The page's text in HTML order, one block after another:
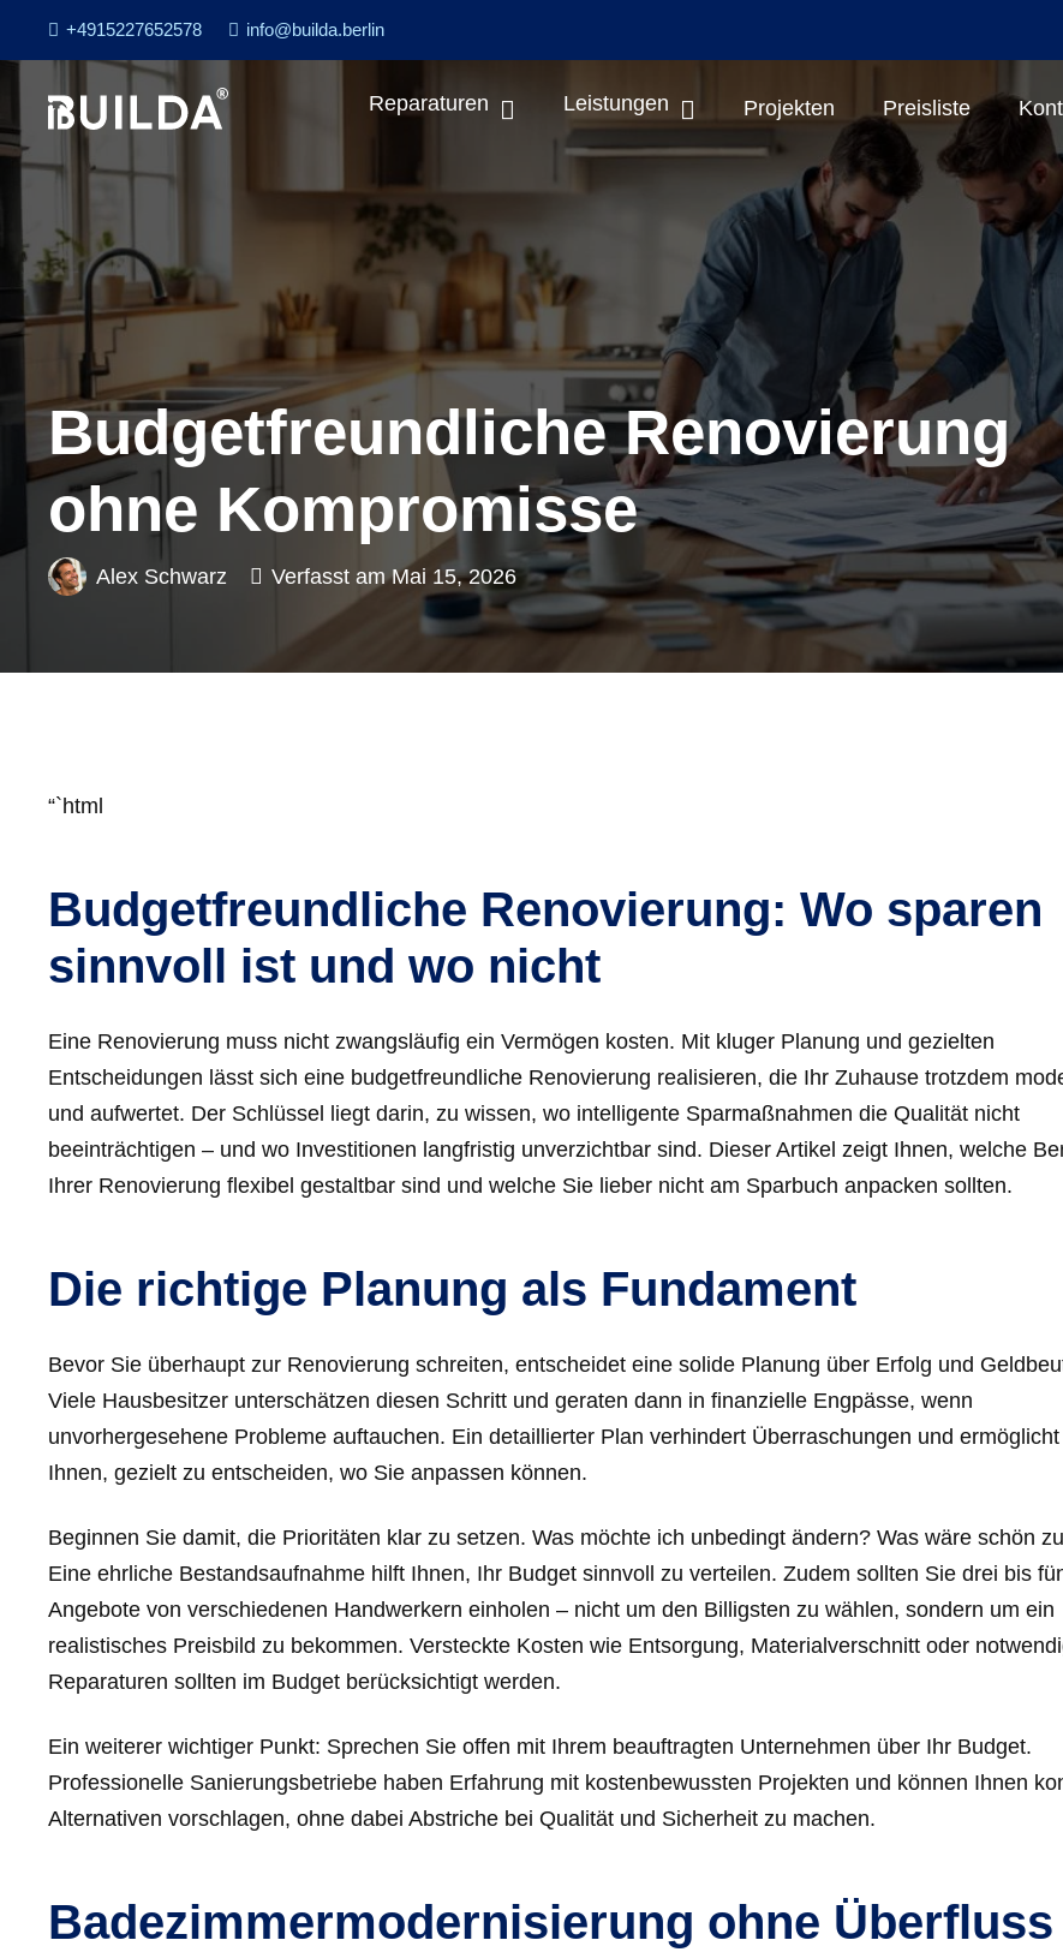
+4915227652578 info@builda.berlin
Reparaturen Leistungen Projekten Preisliste
Budgetfreundliche Renovierung
ohne Kompromisse
Alex Schwarz Verfasst amMai 15, 2026
“`html
Budgetfreundliche Renovierung: Wo sparen
sinnvoll ist und wo nicht
Eine Renovierung muss nicht zwangsläufig ein Vermögen kosten. Mit kluger Planung und gezielten
Entscheidungen lässt sich eine budgetfreundliche Renovierung realisieren, die Ihr Zuhause trotzdem
und aufwertet. Der Schlüssel liegt darin, zu wissen, wo intelligente Sparmaßnahmen die Qualität nicht
beeinträchtigen – und wo Investitionen langfristig unverzichtbar sind. Dieser Artikel zeigt Ihnen, welche
Ihrer Renovierung flexibel gestaltbar sind und welche Sie lieber nicht am Sparbuch anpacken sollten.
Die richtige Planung als Fundament
Bevor Sie überhaupt zur Renovierung schreiten, entscheidet eine solide Planung über Erfolg und
Viele Hausbesitzer unterschätzen diesen Schritt und geraten dann in finanzielle Engpässe, wenn
unvorhergesehene Probleme auftauchen. Ein detaillierter Plan verhindert Überraschungen und
Ihnen, gezielt zu entscheiden, wo Sie anpassen können.
Beginnen Sie damit, die Prioritäten klar zu setzen. Was möchte ich unbedingt ändern? Was wäre schön
Eine ehrliche Bestandsaufnahme hilft Ihnen, Ihr Budget sinnvoll zu verteilen. Zudem sollten Sie drei bis
Angebote von verschiedenen Handwerkern einholen – nicht um den Billigsten zu wählen, sondern um ein
realistisches Preisbild zu bekommen. Versteckte Kosten wie Entsorgung, Materialverschnitt oder
Reparaturen sollten im Budget berücksichtigt werden.
Ein weiterer wichtiger Punkt: Sprechen Sie offen mit Ihrem beauftragten Unternehmen über Ihr Budget.
Professionelle Sanierungsbetriebe haben Erfahrung mit kostenbewussten Projekten und können Ihnen
Alternativen vorschlagen, ohne dabei Abstriche bei Qualität und Sicherheit zu machen.
Badezimmermodernisierung ohne Überfluss